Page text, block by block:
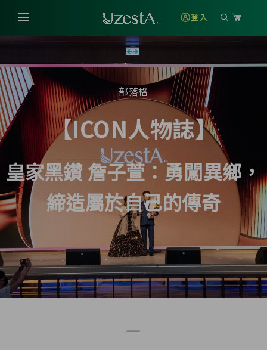
登入
部落格
【ICON人物誌】
皇家黑鑽 詹子萱 ：勇闖異鄉，
締造屬於自己的傳奇
——